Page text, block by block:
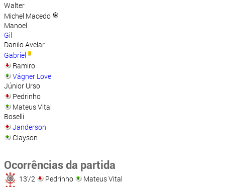
Walter
Michel Macedo
Manoel
Gil
Danilo Avelar
Gabriel
Ramiro
Vágner Love
Júnior Urso
Pedrinho
Mateus Vital
Boselli
Janderson
Clayson
Ocorrências da partida
13'/2 Pedrinho
Mateus Vital